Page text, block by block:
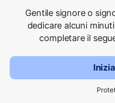
Gentile signore o
dedicare alcuni
completare il